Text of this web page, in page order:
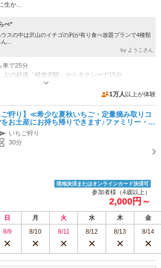
生か...
べ”
スの中は沢山のイチゴの列が有り食べ放題プランで4種類
...
by ようこさん
車で25分
なの鉄道「軽井沢駅」からタクシーで15分
ご狩り：12月下旬から6月下旬。夏秋いちご狩り：7月
園時間：冬春いちご狩り：午前10時00分から午後3時
付)
1万人 以上が体験
ご狩り】≪希少な夏秋いちご・定量摘み取りコ
お土産にお持ち帰りできます♪ファミリー・女
かけに☆
いちご狩り
30分
現地決済またはオンラインカード決済可
参加者様（4歳以上）
2,000円～
日 月 火 水 木
金
8/9 8/10 8/11 8/12 8/13 8/14